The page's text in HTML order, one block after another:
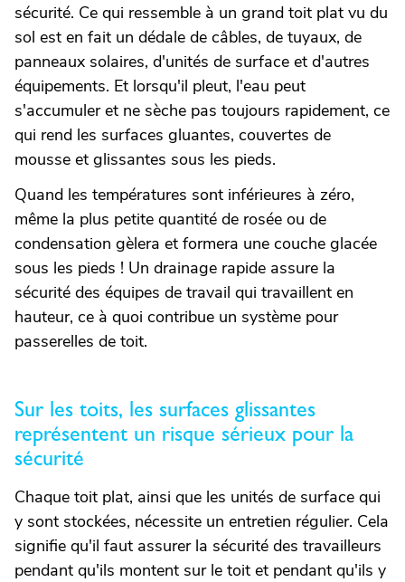
sécurité. Ce qui ressemble à un grand toit plat vu du
sol est en fait un dédale de câbles, de tuyaux, de
panneaux solaires, d'unités de surface et d'autres
équipements. Et lorsqu'il pleut, l'eau peut
s'accumuler et ne sèche pas toujours rapidement, ce
qui rend les surfaces gluantes, couvertes de
mousse et glissantes sous les pieds.
Quand les températures sont inférieures à zéro,
même la plus petite quantité de rosée ou de
condensation gèlera et formera une couche glacée
sous les pieds ! Un drainage rapide assure la
sécurité des équipes de travail qui travaillent en
hauteur, ce à quoi contribue un système pour
passerelles de toit.
Sur les toits, les surfaces glissantes
représentent un risque sérieux pour la
sécurité
Chaque toit plat, ainsi que les unités de surface qui
y sont stockées, nécessite un entretien régulier. Cela
signifie qu'il faut assurer la sécurité des travailleurs
pendant qu'ils montent sur le toit et pendant qu'ils y